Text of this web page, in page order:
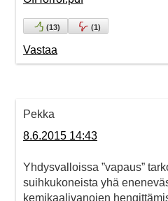
(13) (1)
Vastaa
Pekka
8.6.2015 14:43
Yhdysvalloissa ”vapaus”
suihkukoneista yhä
kemikaalivanojen